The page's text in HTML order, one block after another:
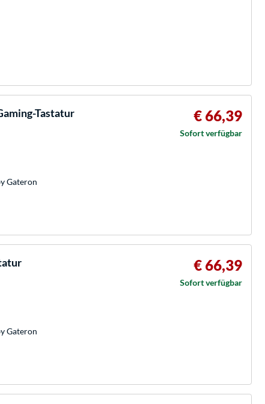
Tastatur
Gateron
€ 66,39
Sofort verfügbar
Gateron
€ 66,39
Sofort verfügbar